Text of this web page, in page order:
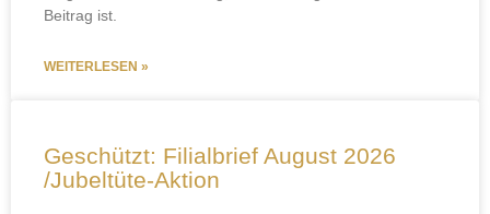
Beitrag ist.
WEITERLESEN »
Geschützt: Filialbrief August 2026
/Jubeltüte-Aktion